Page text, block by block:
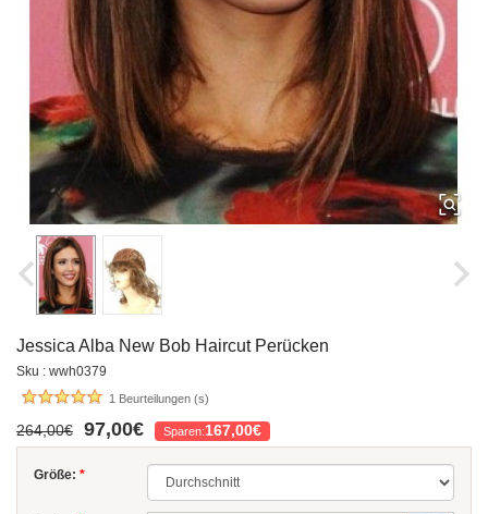
Jessica Alba New Bob Haircut Perücken
Sku : wwh0379
1 Beurteilungen (s)
264,00€ 97,00€ Sparen:167,00€
Größe: *